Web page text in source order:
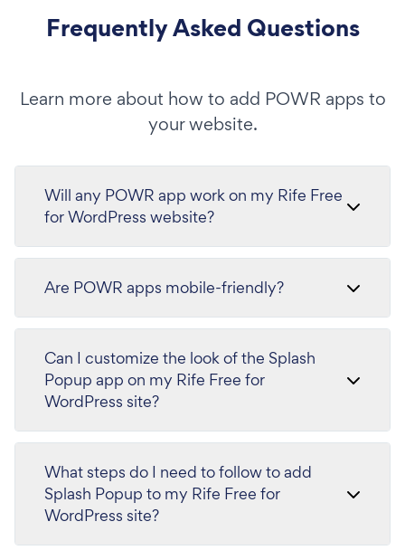
Frequently Asked Questions
Learn more about how to add POWR apps to
your website.
Will any POWR app work on my Rife Free
for WordPress website?
Are POWR apps mobile-friendly?
Can I customize the look of the Splash
Popup app on my Rife Free for
WordPress site?
What steps do I need to follow to add
Splash Popup to my Rife Free for
WordPress site?